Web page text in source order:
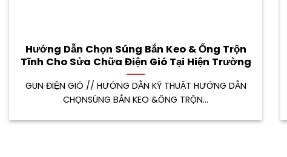
Hướng Dẫn Chọn Súng Bắn Keo & Ống Trộn
Tĩnh Cho Sửa Chữa Điện Gió Tại Hiện Trường
GUN ĐIỆN GIÓ // HƯỚNG DẪN KỸ THUẬT HƯỚNG DẪN
CHỌNSÚNG BẮN KEO &ỐNG TRỘN...